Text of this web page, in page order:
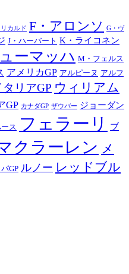
カルド F・アロンソ
G・ヴ
J・ハーバート K・ライコネン
ーマッハ M・フェルス
アメリカGP アルピーヌ アルフ
タリアGP ウィリアム
GP カナダGP ザウバー ジョーダン
ス フェラーリ ブ
クラーレン メ
GP ルノー レッドブル